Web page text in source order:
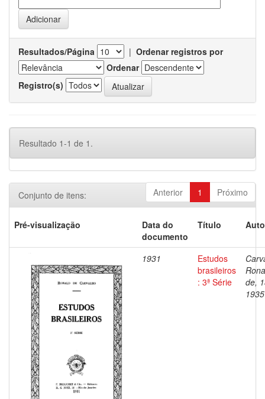
Resultados/Página | Ordenar registros por
Ordenar
Registro(s)
Resultado 1-1 de 1.
Anterior 1 Próximo
Conjunto de itens:
Pré-visualização
Data do
documento
Título
1931
Estudos
brasileiros
: 3ª Série
de,
1935